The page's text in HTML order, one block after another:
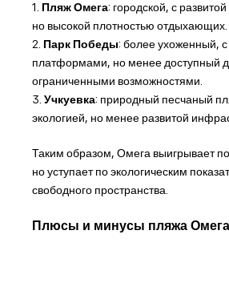
1. Пляж Омега: городской, с
но высокой плотностью отдыхающих.
2. Парк Победы: более ухоженный,
платформами, но менее доступный
ограниченными возможностями.
3. Учкуевка: природный песчаный
экологией, но менее развитой
Таким образом, Омега выигрывает
но уступает по экологическим
свободного пространства.
Плюсы и минусы пляжа Омега